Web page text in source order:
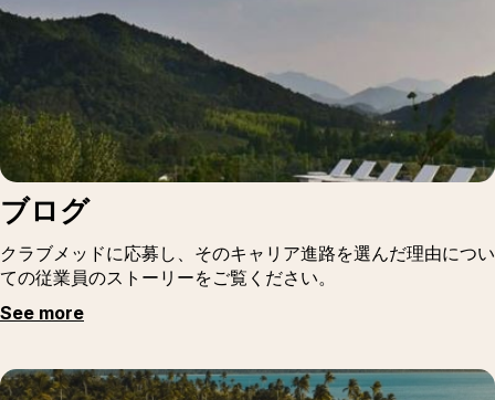
ブログ
クラブメッドに応募し、そのキャリア進路を選んだ理由につい
ての従業員のストーリーをご覧ください。
See more